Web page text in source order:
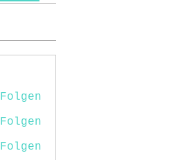
Folgen
Folgen
Folgen